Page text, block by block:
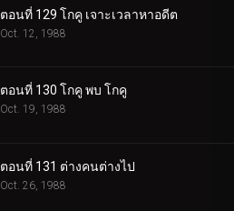
ตอนที่ 129 โกคู เจาะเวลาหาอดีต
Oct. 12, 1988
ตอนที่ 130 โกคู พบ โกคู
Oct. 19, 1988
ตอนที่ 131 ต่างคนต่างไป
Oct. 26, 1988